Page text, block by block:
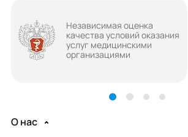
Независимая оценка
качества условий оказания
услуг медицинскими
организациями
О нас